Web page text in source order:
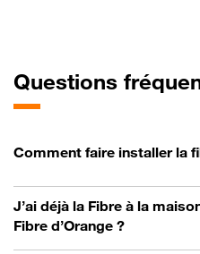
Questions
Comment faire installer la
J’ai déjà la Fibre à la
Fibre d’Orange ?